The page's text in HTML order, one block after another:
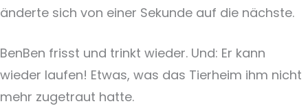
änderte sich von einer Sekunde auf die nächste.
BenBen frisst und trinkt wieder. Und: Er kann
wieder laufen! Etwas, was das Tierheim ihm nicht
mehr zugetraut hatte.